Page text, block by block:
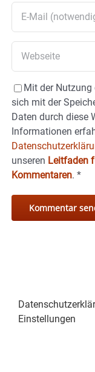
Mit der Nutzung
sich mit der
Daten durch diese
Informationen
unseren Leitfaden
Kommentaren. *
Einstellungen